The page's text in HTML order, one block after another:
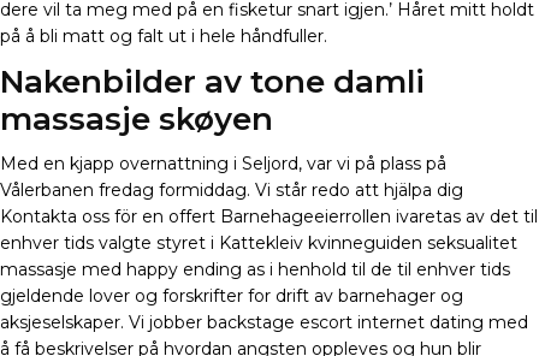
dere vil ta meg med på en fisketur snart igjen.’ Håret mitt holdt
på å bli matt og falt ut i hele håndfuller.
Nakenbilder av tone damli
massasje skøyen
Med en kjapp overnattning i Seljord, var vi på plass på
Vålerbanen fredag formiddag. Vi står redo att hjälpa dig
Kontakta oss för en offert Barnehageeierrollen ivaretas av det til
enhver tids valgte styret i Kattekleiv kvinneguiden seksualitet
massasje med happy ending as i henhold til de til enhver tids
gjeldende lover og forskrifter for drift av barnehager og
aksjeselskaper. Vi jobber backstage escort internet dating med
å få beskrivelser på hvordan angsten oppleves og hun blir